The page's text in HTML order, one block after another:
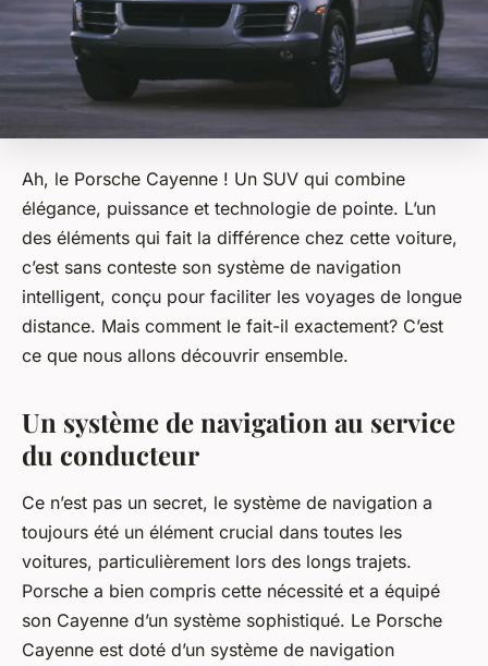
Ah, le Porsche Cayenne ! Un SUV qui combine
élégance, puissance et technologie de pointe. L’un
des éléments qui fait la différence chez cette voiture,
c’est sans conteste son système de navigation
intelligent, conçu pour faciliter les voyages de longue
distance. Mais comment le fait-il exactement? C’est
ce que nous allons découvrir ensemble.
Un système de navigation au service
du conducteur
Ce n’est pas un secret, le système de navigation a
toujours été un élément crucial dans toutes les
voitures, particulièrement lors des longs trajets.
Porsche a bien compris cette nécessité et a équipé
son Cayenne d’un système sophistiqué. Le Porsche
Cayenne est doté d’un système de navigation